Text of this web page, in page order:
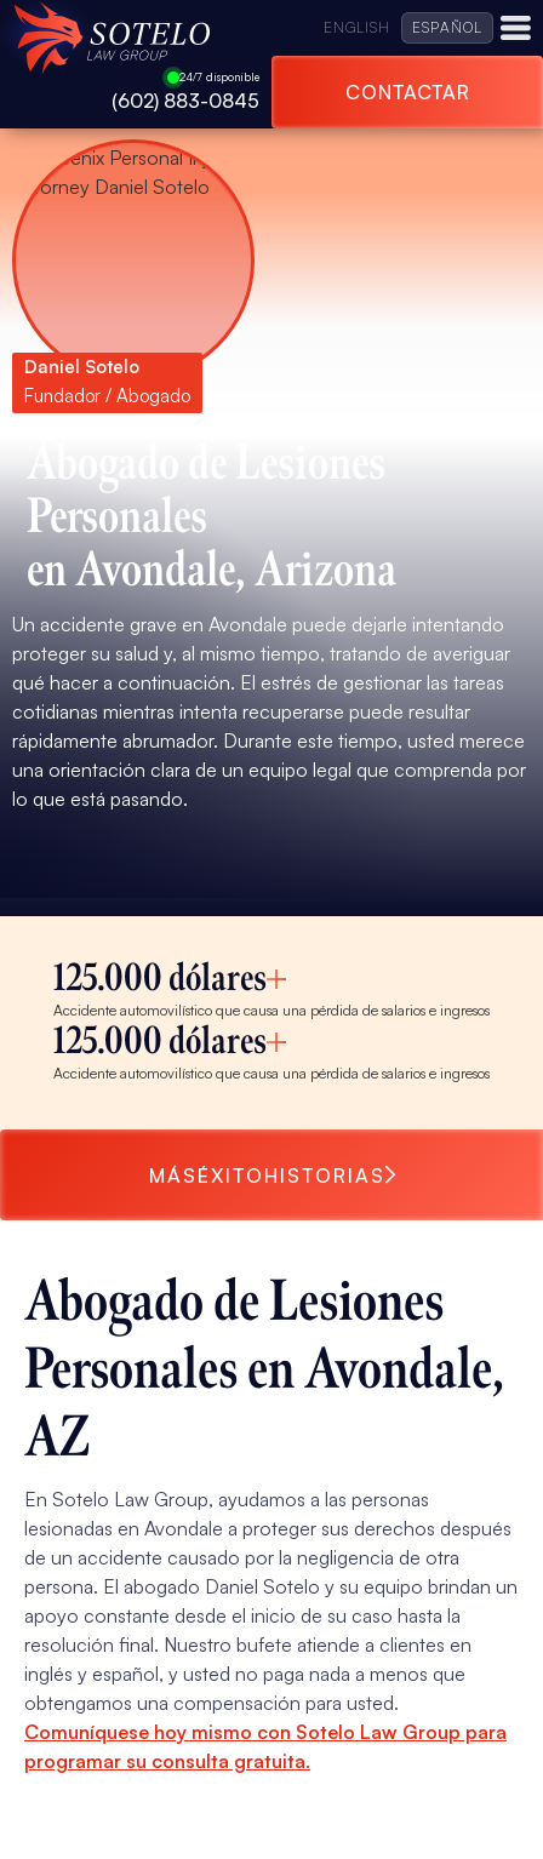
ENGLISH ESPAÑOL
24/7 disponible
(602) 883-0845 CONTACTAR
Daniel Sotelo
Fundador / Abogado
Abogado de Lesiones
Personales
en Avondale, Arizona
Un accidente grave en Avondale puede dejarle intentando
proteger su salud y, al mismo tiempo, tratando de averiguar
qué hacer a continuación. El estrés de gestionar las tareas
cotidianas mientras intenta recuperarse puede resultar
rápidamente abrumador. Durante este tiempo, usted merece
una orientación clara de un equipo legal que comprenda por
lo que está pasando.
125.000 dólares
Accidente automovilístico que causa una pérdida de salarios e ingresos
125.000 dólares
Accidente automovilístico que causa una pérdida de salarios e ingresos
MÁS ÉXITO HISTORIAS
Abogado de Lesiones
Personales en Avondale,
AZ
En Sotelo Law Group, ayudamos a las personas
lesionadas en Avondale a proteger sus derechos después
de un accidente causado por la negligencia de otra
persona. El abogado Daniel Sotelo y su equipo brindan un
apoyo constante desde el inicio de su caso hasta la
resolución final. Nuestro bufete atiende a clientes en
inglés y español, y usted no paga nada a menos que
obtengamos una compensación para usted.
Comuníquese hoy mismo con Sotelo Law Group para
programar su consulta gratuita.